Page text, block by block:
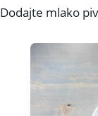
Dodajte mlako